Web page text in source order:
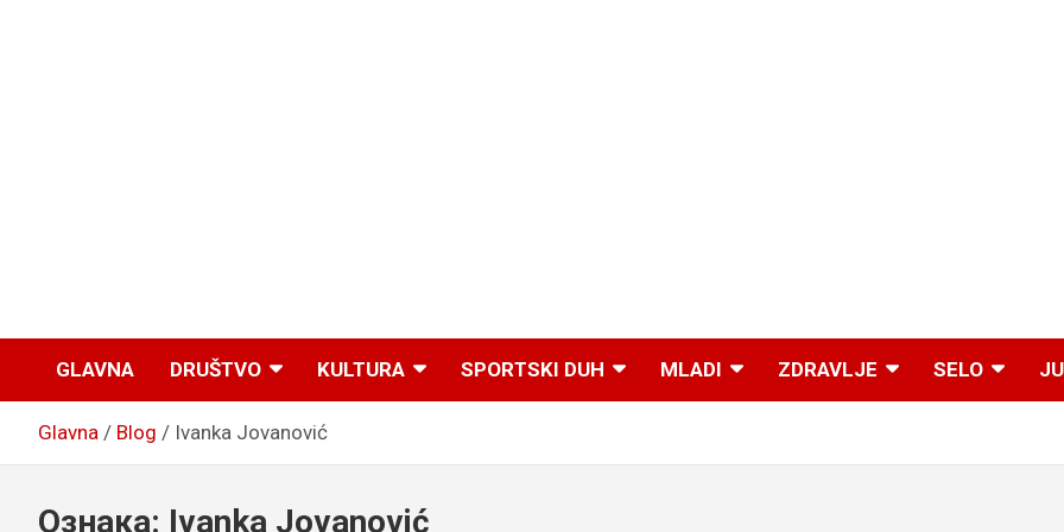
GLAVNA DRUŠTVO KULTURA SPORTSKI DUH MLADI ZDRAVLJE SELO
Glavna Blog Ivanka Jovanović
Ознака: Ivanka Jovanović